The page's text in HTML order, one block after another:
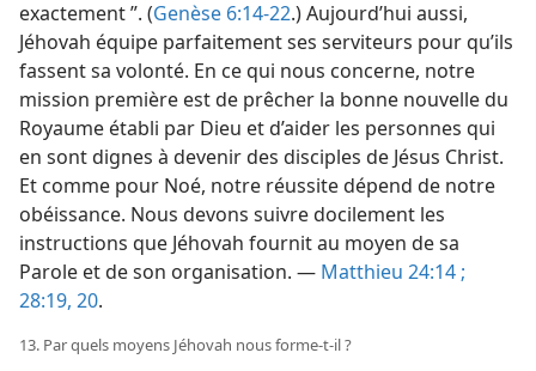
exactement ”. (Genèse 6:14-22.) Aujourd’hui aussi,
Jéhovah équipe parfaitement ses serviteurs pour qu’ils
fassent sa volonté. En ce qui nous concerne, notre
mission première est de prêcher la bonne nouvelle du
Royaume établi par Dieu et d’aider les personnes qui
en sont dignes à devenir des disciples de Jésus Christ.
Et comme pour Noé, notre réussite dépend de notre
obéissance. Nous devons suivre docilement les
instructions que Jéhovah fournit au moyen de sa
Parole et de son organisation. — Matthieu 24:14 ;
28:19, 20.
13. Par quels moyens Jéhovah nous forme-​t-​il ?